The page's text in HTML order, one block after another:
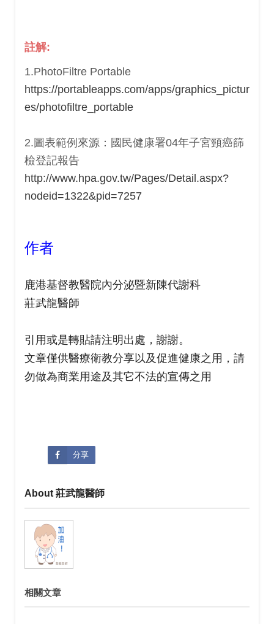
註解:
1.PhotoFiltre Portable
https://portableapps.com/apps/graphics_pictur
es/photofiltre_portable
2.圖表範例來源：國民健康署04年子宮頸癌篩
檢登記報告
http://www.hpa.gov.tw/Pages/Detail.aspx?
nodeid=1322&pid=7257
作者
鹿港基督教醫院內分泌暨新陳代謝科
莊武龍醫師
引用或是轉貼請注明出處，謝謝。
文章僅供醫療衛教分享以及促進健康之用，請
勿做為商業用途及其它不法的宣傳之用
分享
About 莊武龍醫師
相關文章